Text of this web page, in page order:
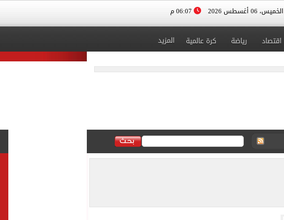
الخميس، 06 أغسطس 2026
اقتصاد رياضة كرة عالمية المزيد